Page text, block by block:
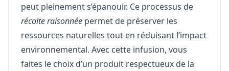
peut pleinement s’épanouir. Ce processus de
récolte raisonnée permet de préserver les
ressources naturelles tout en réduisant l’impact
environnemental. Avec cette infusion, vous
faites le choix d’un produit respectueux de la